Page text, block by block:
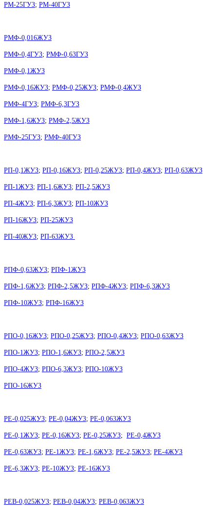
РМ-25ГУЗ; РМ-40ГУЗ
РМФ-0,016ЖУЗ
РМФ-0,4ГУЗ; РМФ-0,63ГУЗ
РМФ-0,1ЖУЗ
РМФ-0,16ЖУЗ; РМФ-0,25ЖУЗ; РМФ-0,4ЖУЗ
РМФ-4ГУЗ; РМФ-6,3ГУЗ
РМФ-1,6ЖУЗ; РМФ-2,5ЖУЗ
РМФ-25ГУЗ; РМФ-40ГУЗ
РП-0,1ЖУЗ; РП-0,16ЖУЗ; РП-0,25ЖУЗ; РП-0,4ЖУЗ; РП-0,63ЖУЗ
РП-1ЖУЗ; РП-1,6ЖУЗ; РП-2,5ЖУЗ
РП-4ЖУЗ; РП-6,3ЖУЗ; РП-10ЖУЗ
РП-16ЖУЗ; РП-25ЖУЗ
РП-40ЖУЗ; РП-63ЖУЗ
РПФ-0,63ЖУЗ; РПФ-1ЖУЗ
РПФ-1,6ЖУЗ; РПФ-2,5ЖУЗ; РПФ-4ЖУЗ; РПФ-6,3ЖУЗ
РПФ-10ЖУЗ; РПФ-16ЖУЗ
РПО-0,16ЖУЗ; РПО-0,25ЖУЗ; РПО-0,4ЖУЗ; РПО-0,63ЖУЗ
РПО-1ЖУЗ; РПО-1,6ЖУЗ; РПО-2,5ЖУЗ
РПО-4ЖУЗ; РПО-6,3ЖУЗ; РПО-10ЖУЗ
РПО-16ЖУЗ
РЕ-0,025ЖУЗ; РЕ-0,04ЖУЗ; РЕ-0,063ЖУЗ
РЕ-0,1ЖУЗ; РЕ-0,16ЖУЗ; РЕ-0,25ЖУЗ; РЕ-0,4ЖУЗ
РЕ-0,63ЖУЗ; РЕ-1ЖУЗ; РЕ-1,6ЖУЗ; РЕ-2,5ЖУЗ; РЕ-4ЖУЗ
РЕ-6,3ЖУЗ; РЕ-10ЖУЗ; РЕ-16ЖУЗ
РЕВ-0,025ЖУЗ; РЕВ-0,04ЖУЗ; РЕВ-0,063ЖУЗ